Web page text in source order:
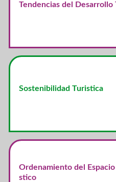
Tendencias del Desarrollo
Sostenibilidad Turistica
Ordenamiento del
stico